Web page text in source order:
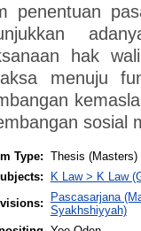
penentuan
hak
menuju
sosial
Type:
Thesis (Masters)
K Law > K Law
Pascasarjana
Syakhshiyyah)